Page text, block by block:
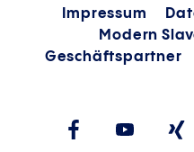
Impressum
Modern
Geschäftspartner